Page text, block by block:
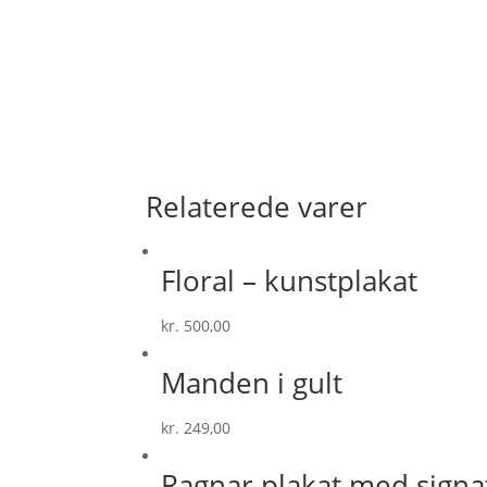
Relaterede varer
Floral – kunstplakat
kr. 500,00
Manden i gult
kr. 249,00